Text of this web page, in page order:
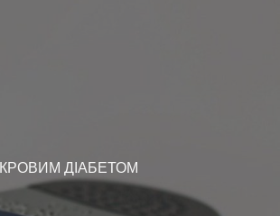
ДІАБЕТОМ